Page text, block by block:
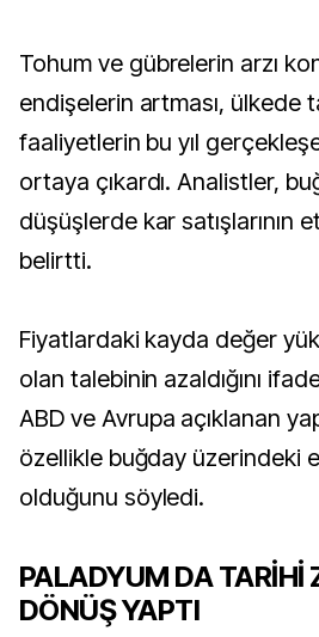
Tohum ve gübrelerin arzı
endişelerin artması, ülkede
faaliyetlerin bu yıl
ortaya çıkardı. Analistler,
düşüşlerde kar satışlarının
belirtti.
Fiyatlardaki kayda değer
olan talebinin azaldığını
ABD ve Avrupa açıklanan
özellikle buğday üzerindeki
olduğunu söyledi.
PALADYUM DA TARİHİ
DÖNÜŞ YAPTI